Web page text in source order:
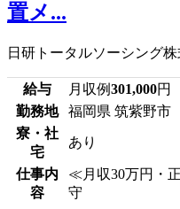
置メ...
日研トータルソーシング
給与 月収例301,000円
勤務地
福岡県 筑紫野市
寮・社
宅
あり
仕事内
容
≪月収30万円・
守